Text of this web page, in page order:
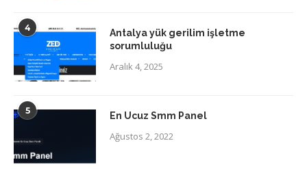
4
Antalya yük gerilim işletme
sorumluluğu
Aralık 4, 2025
5 En Ucuz Smm Panel
Ağustos 2, 2022